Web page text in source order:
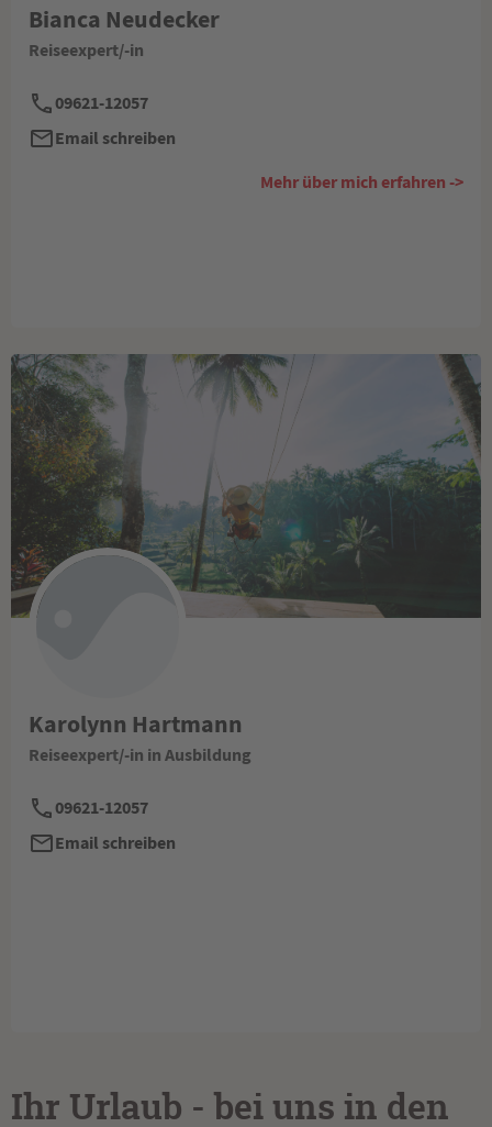
Bianca Neudecker
Reiseexpert/-in
09621-12057
Email schreiben
Mehr über mich erfahren ->
Karolynn Hartmann
Reiseexpert/-in in Ausbildung
09621-12057
Email schreiben
Ihr Urlaub - bei uns in den